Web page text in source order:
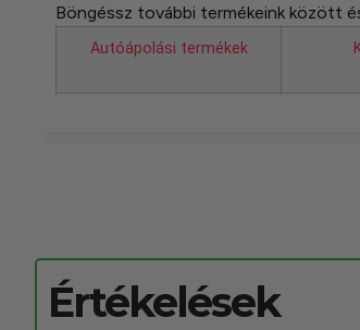
Böngéssz további termékeink között
Autóápolási termékek
Értékelések